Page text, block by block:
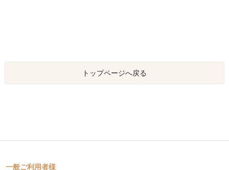
トップページへ戻る
一般ご利用者様